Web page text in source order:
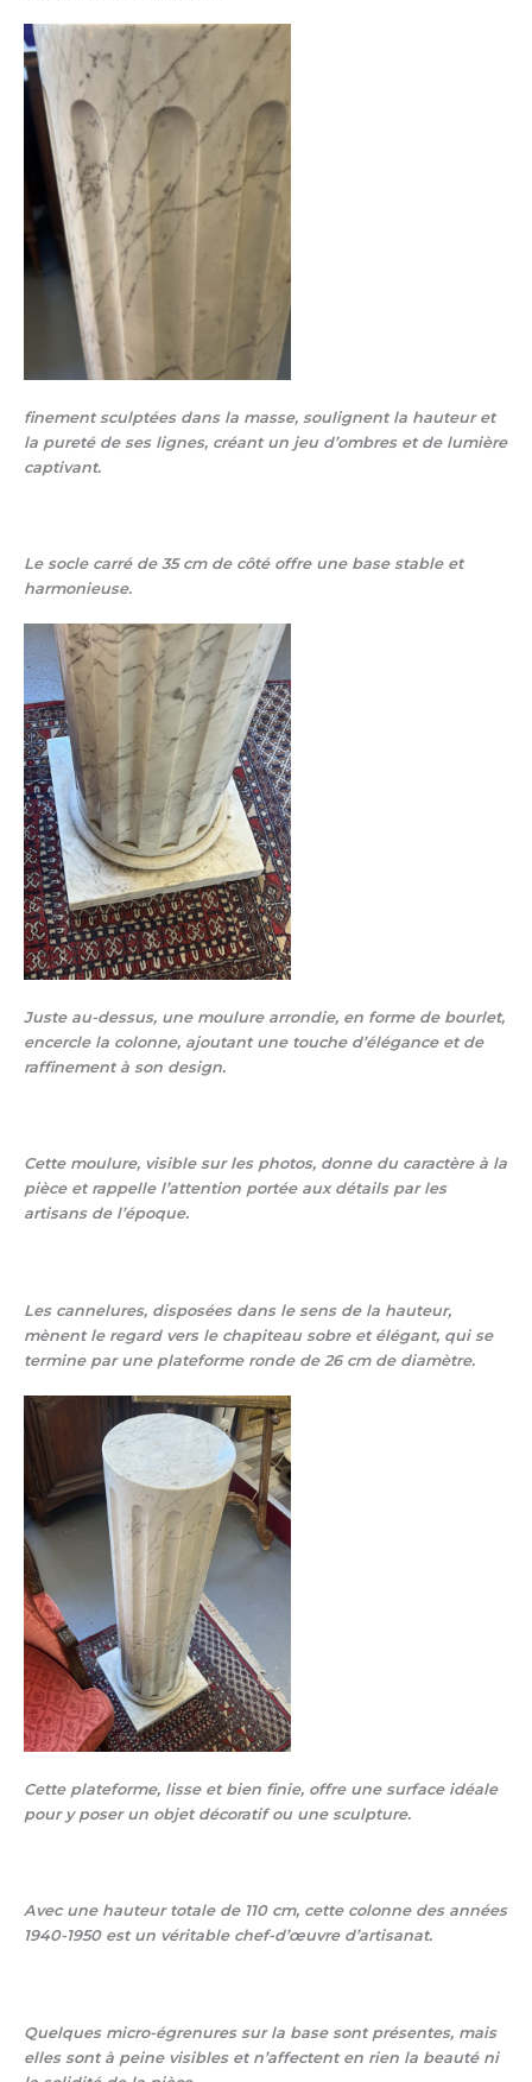
finement sculptées dans la masse, soulignent la hauteur et
la pureté de ses lignes, créant un jeu d’ombres et de lumière
captivant.
Le socle carré de 35 cm de côtéoffre une base stable et
harmonieuse.
Juste au-dessus, une moulure arrondie, en forme de bourlet,
encercle la colonne, ajoutant une touche d’élégance et de
raffinement à son design.
Cette moulure, visible sur les photos, donne du caractère à la
pièce et rappelle l’attention portée aux détails par les
artisans de l’époque.
Les cannelures, disposées dans le sens de la hauteur,
mènent le regard vers le chapiteau sobre et élégant, qui se
termine par une plateforme ronde de 26 cm de diamètre.
Cette plateforme, lisse et bien finie, offre une surface idéale
pour y poser un objet décoratif ou une sculpture.
Avec une hauteur totale de 110 cm, cette colonne des années
1940-1950est un véritable chef-d’œuvre d’artisanat.
Quelques micro-égrenures sur la basesont présentes, mais
elles sont à peine visibles et n’affectent en rien la beauté ni